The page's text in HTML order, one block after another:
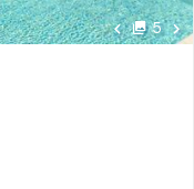
Vorige
5
foto's